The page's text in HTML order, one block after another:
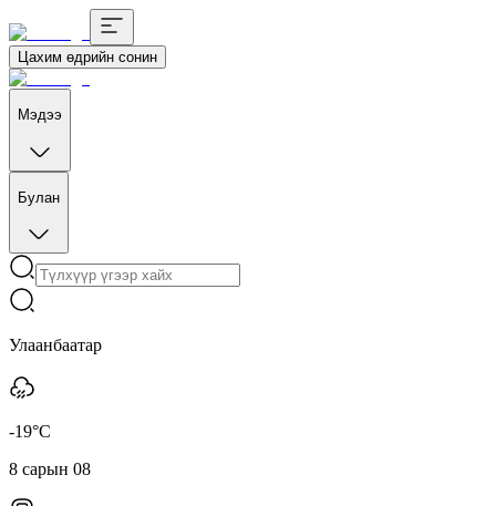
Цахим өдрийн сонин
Мэдээ
Булан
Улаанбаатар
-19°C
8 сарын 08